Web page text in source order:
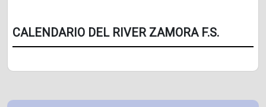
CALENDARIO DEL RIVER ZAMORA F.S.